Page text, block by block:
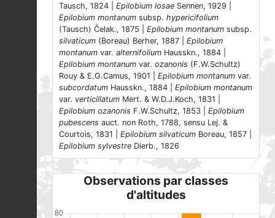
Tausch, 1824 | Epilobium losae Sennen, 1929 |
Epilobium montanum subsp. hypericifolium
(Tausch) Čelak., 1875 | Epilobium montanum subsp.
silvaticum (Boreau) Berher, 1887 | Epilobium
montanum var. alternifolium Hausskn., 1884 |
Epilobium montanum var. ozanonis (F.W.Schultz)
Rouy & E.G.Camus, 1901 | Epilobium montanum var.
subcordatum Hausskn., 1884 | Epilobium montanum
var. verticillatum Mert. & W.D.J.Koch, 1831 |
Epilobium ozanonis F.W.Schultz, 1853 | Epilobium
pubescens auct. non Roth, 1788, sensu Lej. &
Courtois, 1831 | Epilobium silvaticum Boreau, 1857 |
Epilobium sylvestre Dierb., 1826
Observations par classes
d'altitudes